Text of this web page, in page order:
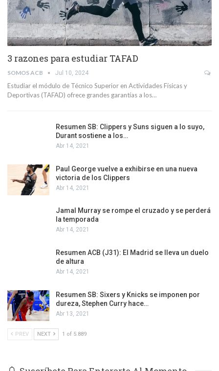
3 razones para estudiar TAFAD
SOMOS ACB Jul 10, 2024
Estudiar el módulo de Técnico Superior en Actividades Físicas y
Deportivas (TAFAD) ofrece grandes garantías a los…
Resumen SB: Clippers y Suns siguen a lo suyo,
Durant sostiene a los…
Abr 14, 2021
Paul George vuelve a exhibirse en una nueva
victoria de los Clippers
Abr 14, 2021
Jamal Murray se rompe el cruzado y se perderá
la temporada
Abr 14, 2021
Resumen ACB (J31): El Madrid se lleva un duelo
de altura
Abr 14, 2021
Resumen SB: Sixers y Knicks se imponen por
dureza, Stephen Curry hace…
Abr 13, 2021
PREV NEXT 1 of 5.889